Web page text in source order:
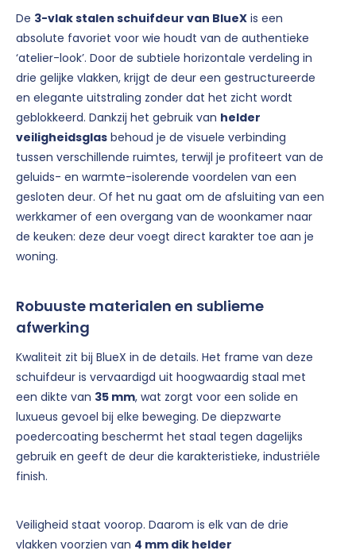
De 3-vlak stalen schuifdeur van BlueX is een
absolute favoriet voor wie houdt van de authentieke
‘atelier-look’. Door de subtiele horizontale verdeling in
drie gelijke vlakken, krijgt de deur een gestructureerde
en elegante uitstraling zonder dat het zicht wordt
geblokkeerd. Dankzij het gebruik van helder
veiligheidsglas behoud je de visuele verbinding
tussen verschillende ruimtes, terwijl je profiteert van de
geluids- en warmte-isolerende voordelen van een
gesloten deur. Of het nu gaat om de afsluiting van een
werkkamer of een overgang van de woonkamer naar
de keuken: deze deur voegt direct karakter toe aan je
woning.
Robuuste materialen en sublieme
afwerking
Kwaliteit zit bij BlueX in de details. Het frame van deze
schuifdeur is vervaardigd uit hoogwaardig staal met
een dikte van 35 mm, wat zorgt voor een solide en
luxueus gevoel bij elke beweging. De diepzwarte
poedercoating beschermt het staal tegen dagelijks
gebruik en geeft de deur die karakteristieke, industriële
finish.
Veiligheid staat voorop. Daarom is elk van de drie
vlakken voorzien van 4 mm dik helder